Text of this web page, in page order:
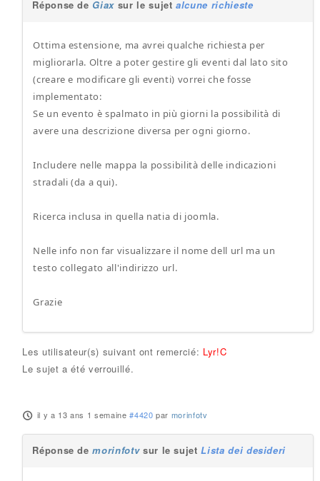
Réponse de Giax sur le sujetalcune richieste
Ottima estensione, ma avrei qualche richiesta per
migliorarla. Oltre a poter gestire gli eventi dal lato sito
(creare e modificare gli eventi) vorrei che fosse
implementato:
Se un evento è spalmato in più giorni la possibilità di
avere una descrizione diversa per ogni giorno.
Includere nelle mappa la possibilità delle indicazioni
stradali (da a qui).
Ricerca inclusa in quella natia di joomla.
Nelle info non far visualizzare il nome dell url ma un
testo collegato all'indirizzo url.
Grazie
Les utilisateur(s) suivant ont remercié: Lyr!C
Le sujet a été verrouillé.
il y a 13 ans 1 semaine #4420 par morinfotv
Réponse demorinfotvsur le sujetLista dei desideri